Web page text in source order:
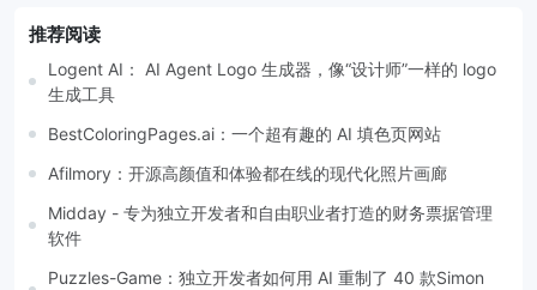
推荐阅读
Logent AI： AI Agent Logo 生成器，像“设计师”一样的 logo
生成工具
BestColoringPages.ai：一个超有趣的 AI 填色页网站
Afilmory：开源高颜值和体验都在线的现代化照片画廊
Midday - 专为独立开发者和自由职业者打造的财务票据管理
软件
Puzzles-Game：独立开发者如何用 AI 重制了 40 款Simon